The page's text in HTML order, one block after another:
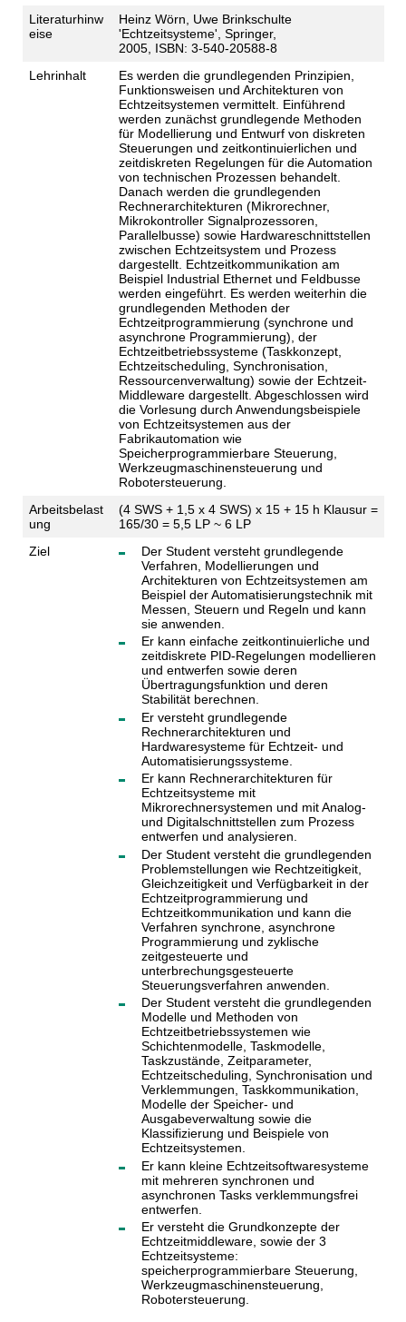
Literaturhinw
eise
Heinz Wörn, Uwe Brinkschulte
'Echtzeitsysteme', Springer,
2005, ISBN: 3-540-20588-8
Lehrinhalt
Es werden die grundlegenden Prinzipien,
Funktionsweisen und Architekturen von
Echtzeitsystemen vermittelt. Einführend
werden zunächst grundlegende Methoden
für Modellierung und Entwurf von diskreten
Steuerungen und zeitkontinuierlichen und
zeitdiskreten Regelungen für die Automation
von technischen Prozessen behandelt.
Danach werden die grundlegenden
Rechnerarchitekturen (Mikrorechner,
Mikrokontroller Signalprozessoren,
Parallelbusse) sowie Hardwareschnittstellen
zwischen Echtzeitsystem und Prozess
dargestellt. Echtzeitkommunikation am
Beispiel Industrial Ethernet und Feldbusse
werden eingeführt. Es werden weiterhin die
grundlegenden Methoden der
Echtzeitprogrammierung (synchrone und
asynchrone Programmierung), der
Echtzeitbetriebssysteme (Taskkonzept,
Echtzeitscheduling, Synchronisation,
Ressourcenverwaltung) sowie der Echtzeit-
Middleware dargestellt. Abgeschlossen wird
die Vorlesung durch Anwendungsbeispiele
von Echtzeitsystemen aus der
Fabrikautomation wie
Speicherprogrammierbare Steuerung,
Werkzeugmaschinensteuerung und
Robotersteuerung.
Arbeitsbelast
ung
(4 SWS + 1,5 x 4 SWS) x 15 + 15 h Klausur =
165/30 = 5,5 LP ~ 6 LP
Ziel
Der Student versteht grundlegende
Verfahren, Modellierungen und
Architekturen von Echtzeitsystemen am
Beispiel der Automatisierungstechnik mit
Messen, Steuern und Regeln und kann
sie anwenden.
Er kann einfache zeitkontinuierliche und
zeitdiskrete PID-Regelungen modellieren
und entwerfen sowie deren
Übertragungsfunktion und deren
Stabilität berechnen.
Er versteht grundlegende
Rechnerarchitekturen und
Hardwaresysteme für Echtzeit- und
Automatisierungssysteme.
Er kann Rechnerarchitekturen für
Echtzeitsysteme mit
Mikrorechnersystemen und mit Analog-
und Digitalschnittstellen zum Prozess
entwerfen und analysieren.
Der Student versteht die grundlegenden
Problemstellungen wie Rechtzeitigkeit,
Gleichzeitigkeit und Verfügbarkeit in der
Echtzeitprogrammierung und
Echtzeitkommunikation und kann die
Verfahren synchrone, asynchrone
Programmierung und zyklische
zeitgesteuerte und
unterbrechungsgesteuerte
Steuerungsverfahren anwenden.
Der Student versteht die grundlegenden
Modelle und Methoden von
Echtzeitbetriebssystemen wie
Schichtenmodelle, Taskmodelle,
Taskzustände, Zeitparameter,
Echtzeitscheduling, Synchronisation und
Verklemmungen, Taskkommunikation,
Modelle der Speicher- und
Ausgabeverwaltung sowie die
Klassifizierung und Beispiele von
Echtzeitsystemen.
Er kann kleine Echtzeitsoftwaresysteme
mit mehreren synchronen und
asynchronen Tasks verklemmungsfrei
entwerfen.
Er versteht die Grundkonzepte der
Echtzeitmiddleware, sowie der 3
Echtzeitsysteme:
speicherprogrammierbare Steuerung,
Werkzeugmaschinensteuerung,
Robotersteuerung.